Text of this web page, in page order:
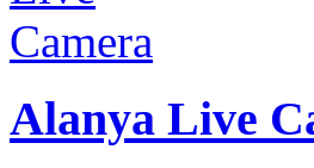
Alanya Live